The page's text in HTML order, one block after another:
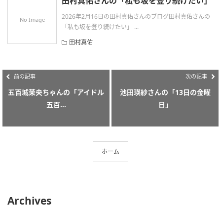
No Image
2026年2月16日の田村真佑さんのブログ田村真佑さんの
「私も坂を登り続けたい」 ...
田村真佑
前の記事
五百城茉央ちゃんの「アイドル
五百...
次の記事
池田瑛紗さんの「13日の金曜
日」
ホーム
Archives